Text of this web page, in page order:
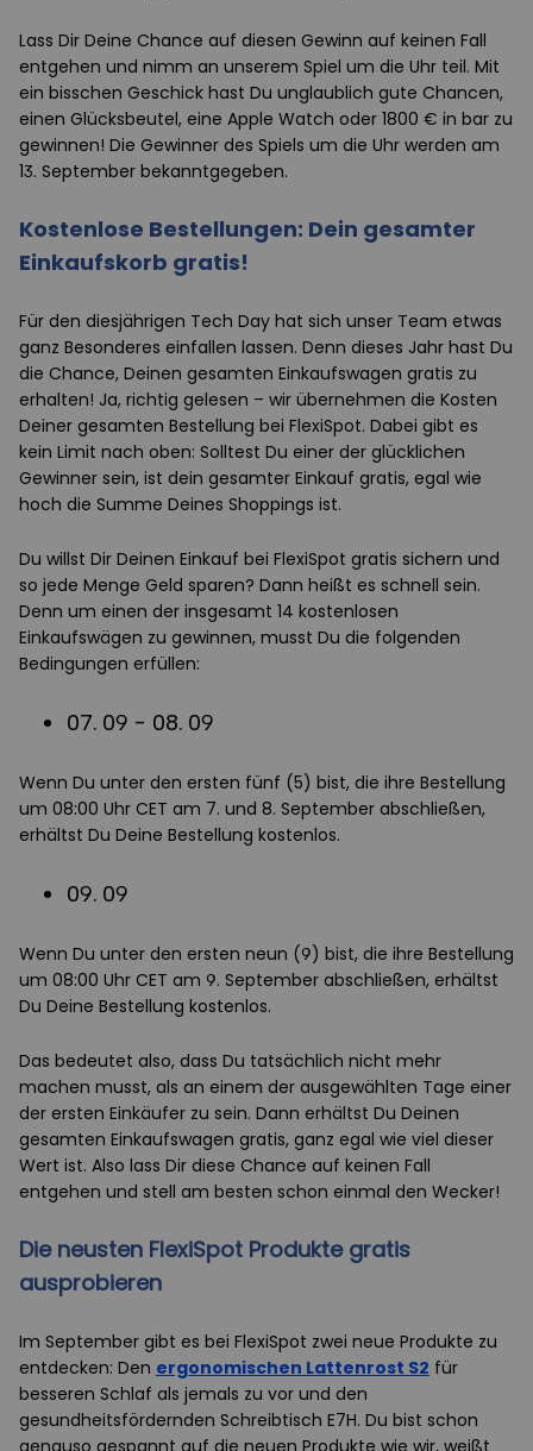
Lass Dir Deine Chance auf diesen Gewinn auf keinen Fall
entgehen und nimm an unserem Spiel um die Uhr teil. Mit
ein bisschen Geschick hast Du unglaublich gute Chancen,
einen Glücksbeutel, eine Apple Watch oder 1800 € in bar zu
gewinnen! Die Gewinner des Spiels um die Uhr werden am
13. September bekanntgegeben.
Kostenlose Bestellungen: Dein gesamter
Einkaufskorb gratis!
Für den diesjährigen Tech Day hat sich unser Team etwas
ganz Besonderes einfallen lassen. Denn dieses Jahr hast Du
die Chance, Deinen gesamten Einkaufswagen gratis zu
erhalten! Ja, richtig gelesen – wir übernehmen die Kosten
Deiner gesamten Bestellung bei FlexiSpot. Dabei gibt es
kein Limit nach oben: Solltest Du einer der glücklichen
Gewinner sein, ist dein gesamter Einkauf gratis, egal wie
hoch die Summe Deines Shoppings ist.
Du willst Dir Deinen Einkauf bei FlexiSpot gratis sichern und
so jede Menge Geld sparen? Dann heißt es schnell sein.
Denn um einen der insgesamt 14 kostenlosen
Einkaufswägen zu gewinnen, musst Du die folgenden
Bedingungen erfüllen:
07. 09 - 08. 09
Wenn Du unter den ersten fünf (5) bist, die ihre Bestellung
um 08:00 Uhr CET am 7. und 8. September abschließen,
erhältst Du Deine Bestellung kostenlos.
09. 09
Wenn Du unter den ersten neun (9) bist, die ihre Bestellung
um 08:00 Uhr CET am 9. September abschließen, erhältst
Du Deine Bestellung kostenlos.
Das bedeutet also, dass Du tatsächlich nicht mehr
machen musst, als an einem der ausgewählten Tage einer
der ersten Einkäufer zu sein. Dann erhältst Du Deinen
gesamten Einkaufswagen gratis, ganz egal wie viel dieser
Wert ist. Also lass Dir diese Chance auf keinen Fall
entgehen und stell am besten schon einmal den Wecker!
Die neusten FlexiSpot Produkte gratis
ausprobieren
Im September gibt es bei FlexiSpot zwei neue Produkte zu
entdecken: Den ergonomischen Lattenrost S2 für
besseren Schlaf als jemals zu vor und den
gesundheitsfördernden Schreibtisch E7H. Du bist schon
genauso gespannt auf die neuen Produkte wie wir, weißt